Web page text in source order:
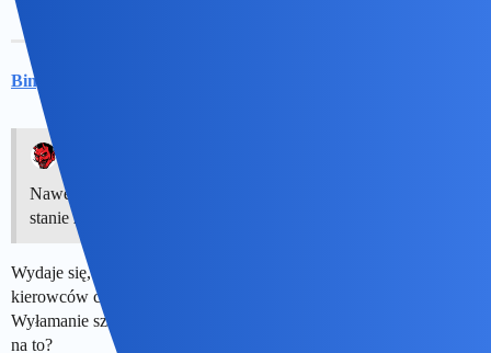
Bingola
Devil:
Nawet będąc pod wpływem działania alkoholu nie jestem w
stanie zrozumieć jego zachowania
Wydaje się, ze gościu wpadł w panikę. Nie rozumiem, czy
kierowców ciężarówek nie szkolą co w takim wypadku zrobić?
Wyłamanie szlabanu to koszt kilku tys. zł. Ciekawe co
na to?